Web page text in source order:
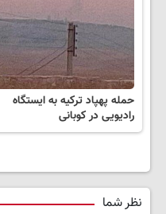
حمله پهپاد ترکیه به ایستگاه
رادیویی در کوبانی
نظر شما